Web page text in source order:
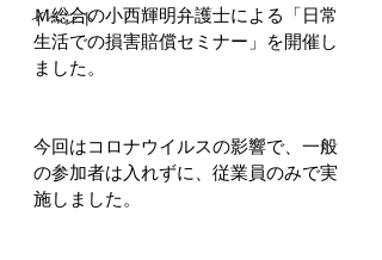
イベント
Ｍ総合の小西輝明弁護士による「日常
生活での損害賠償セミナー」を開催し
ました。
今回はコロナウイルスの影響で、一般
の参加者は入れずに、従業員のみで実
施しました。